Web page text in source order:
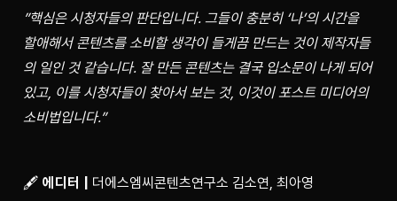
”핵심은 시청자들의 판단입니다. 그들이 충분히 ‘나’의 시간을
할애해서 콘텐츠를 소비할 생각이 들게끔 만드는 것이 제작자들
의 일인 것 같습니다. 잘 만든 콘텐츠는 결국 입소문이 나게 되어
있고, 이를 시청자들이 찾아서 보는 것, 이것이 포스트 미디어의
소비법입니다.”
🖋 에디터 | 더에스엠씨콘텐츠연구소 김소연, 최아영